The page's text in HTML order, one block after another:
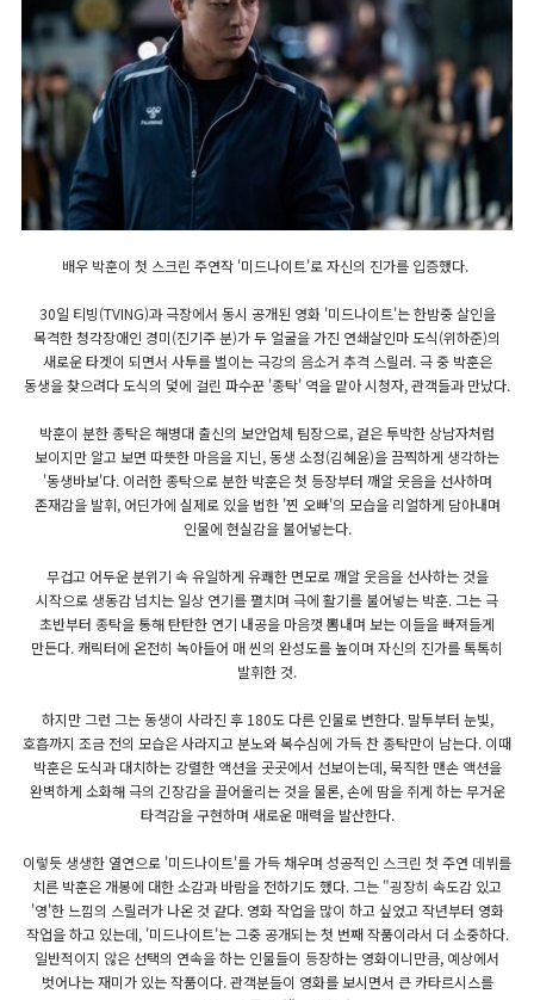
배우 박훈이 첫 스크린 주연작 '미드나이트'로 자신의 진가를 입증했다.
30일 티빙(TVING)과 극장에서 동시 공개된 영화 '미드나이트'는 한밤중 살인을
목격한 청각장애인 경미(진기주 분)가 두 얼굴을 가진 연쇄살인마 도식(위하준)의
새로운 타겟이 되면서 사투를 벌이는 극강의 음소거 추격 스릴러. 극 중 박훈은
동생을 찾으려다 도식의 덫에 걸린 파수꾼 '종탁' 역을 맡아 시청자, 관객들과 만났다.
박훈이 분한 종탁은 해병대 출신의 보안업체 팀장으로, 겉은 투박한 상남자처럼
보이지만 알고 보면 따뜻한 마음을 지닌, 동생 소정(김혜윤)을 끔찍하게 생각하는
'동생바보'다. 이러한 종탁으로 분한 박훈은 첫 등장부터 깨알 웃음을 선사하며
존재감을 발휘, 어딘가에 실제로 있을 법한 '찐 오빠'의 모습을 리얼하게 담아내며
인물에 현실감을 불어넣는다.
무겁고 어두운 분위기 속 유일하게 유쾌한 면모로 깨알 웃음을 선사하는 것을
시작으로 생동감 넘치는 일상 연기를 펼치며 극에 활기를 불어넣는 박훈. 그는 극
초반부터 종탁을 통해 탄탄한 연기 내공을 마음껏 뽐내며 보는 이들을 빠져들게
만든다. 캐릭터에 온전히 녹아들어 매 씬의 완성도를 높이며 자신의 진가를 톡톡히
발휘한 것.
하지만 그런 그는 동생이 사라진 후 180도 다른 인물로 변한다. 말투부터 눈빛,
호흡까지 조금 전의 모습은 사라지고 분노와 복수심에 가득 찬 종탁만이 남는다. 이때
박훈은 도식과 대치하는 강렬한 액션을 곳곳에서 선보이는데, 묵직한 맨손 액션을
완벽하게 소화해 극의 긴장감을 끌어올리는 것을 물론, 손에 땀을 쥐게 하는 무거운
타격감을 구현하며 새로운 매력을 발산한다.
이렇듯 생생한 열연으로 '미드나이트'를 가득 채우며 성공적인 스크린 첫 주연 데뷔를
치른 박훈은 개봉에 대한 소감과 바람을 전하기도 했다. 그는 "굉장히 속도감 있고
'영'한 느낌의 스릴러가 나온 것 같다. 영화 작업을 많이 하고 싶었고 작년부터 영화
작업을 하고 있는데, '미드나이트'는 그중 공개되는 첫 번째 작품이라서 더 소중하다.
일반적이지 않은 선택의 연속을 하는 인물들이 등장하는 영화이니만큼, 예상에서
벗어나는 재미가 있는 작품이다. 관객분들이 영화를 보시면서 큰 카타르시스를